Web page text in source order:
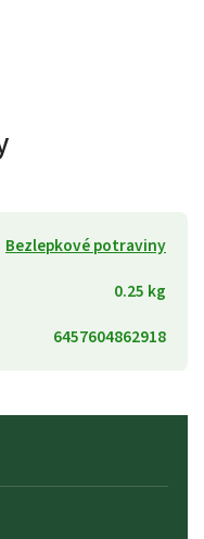
Bezlepkové potraviny
0.25 kg
6457604862918